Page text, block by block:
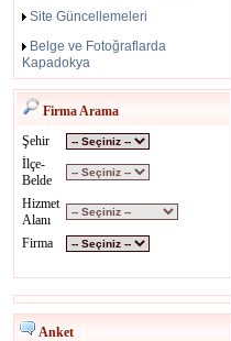
Site Güncellemeleri
Belge ve Fotoğraflarda
Kapadokya
Firma Arama
Şehir
İlçe-
Belde
Hizmet
Alanı
Firma
Anket